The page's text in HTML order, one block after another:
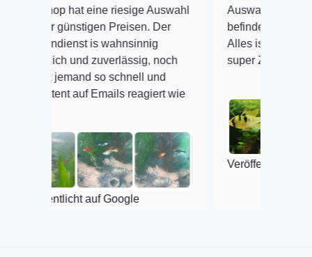
hat eine riesige Auswahl
Preisen. Der
is wahnsinnig
und zuverlässig, noch
so schnell und
auf Emails reagiert wie
auf Google
Auswahl plus
befinden der Fische
Alles ist quick lebendig und
super Zustand. Gerne
Veröffentlicht auf Google